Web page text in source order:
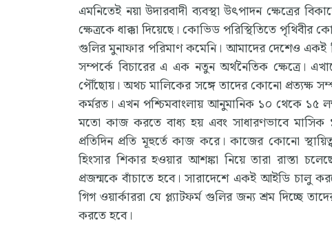
এমনিতেই নয়া উদারবাদী ব্যবস্থা উৎপাদন ক্ষেত্রের
ক্ষেত্রকে ধাক্কা দিয়েছে। কোভিড পরিস্থিতিতে পৃথিবীর
গুলির মুনাফার পরিমাণ কমেনি। আমাদের দেশেও একই
সম্পর্কে বিচারের এ এক নতুন অর্থনৈতিক ক্ষেত্রে।
পৌঁছোয়। অথচ মালিকের সঙ্গে তাদের কোনো প্রত্যক্ষ
কর্মরত। এখন পশ্চিমবাংলায় আনুমানিক ১০ থেকে ১৫
মতো কাজ করতে বাধ্য হয় এবং সাধারণভাবে মাসিক
প্রতিদিন প্রতি মূহুর্তে কাজ করে। কাজের কোনো
হিংসার শিকার হওয়ার আশঙ্কা নিয়ে তারা রাস্তা
প্রজন্মকে বাঁচাতে হবে। সারাদেশে একই আইডি চালু
গিগ ওয়ার্কাররা যে প্ল্যাটফর্ম গুলির জন্য শ্রম দিচ্ছে
করতে হবে।